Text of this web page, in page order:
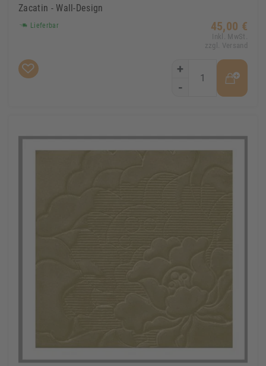
Zacatin - Wall-Design
Lieferbar 45,00 €
Inkl. MwSt.
zzgl. Versand
+
-